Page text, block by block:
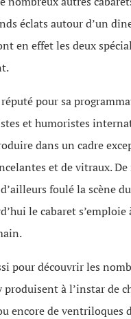
éclats autour d’un
en effet les deux
réputé pour sa
et humoristes
dans un cadre
et de vitraux. De
foulé la scène
le cabaret s’emploie
pour découvrir les
produisent à l’instar de
encore de ventriloques